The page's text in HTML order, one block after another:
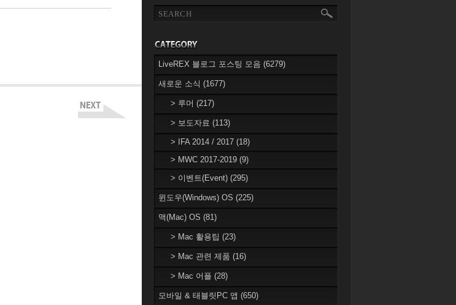
LiveREX 블로그 포스팅 모음 (6279)
새로운 소식 (1677)
> 루머 (217)
> 보도자료 (113)
> IFA 2014 / 2017 (18)
> MWC 2017-2019 (9)
> 이벤트(Event) (295)
윈도우(Windows) OS (225)
맥(Mac) OS (81)
> Mac 활용팁 (23)
> Mac 관련 제품 (16)
> Mac 어플 (28)
모바일 & 태블릿PC 앱 (650)